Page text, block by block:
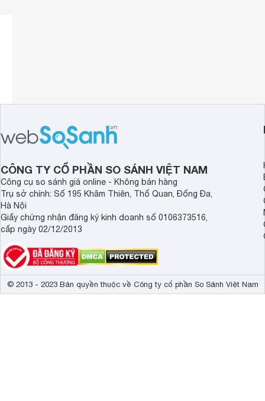
CÔNG TY CỔ PHẦN SO SÁNH VIỆT NAM
Công cụ so sánh giá online - Không bán hàng
Trụ sở chính: Số 195 Khâm Thiên, Thổ Quan, Đống Đa,
Hà Nội
Giấy chứng nhận đăng ký kinh doanh số 0106373516,
cấp ngày 02/12/2013
© 2013 - 2023 Bản quyền thuộc về Công ty cổ phần So Sánh Việt Nam